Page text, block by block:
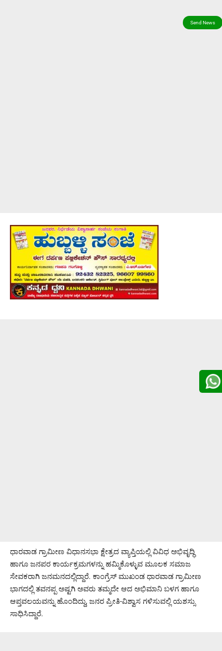
ಧಾರವಾಡ ಗ್ರಾಮೀಣ ವಿಧಾನಸಭಾ ಕ್ಷೇತ್ರದ ವ್ಯಾಪ್ತಿಯಲ್ಲಿ ವಿವಿಧ ಅಭಿವೃದ್ಧಿ
ಹಾಗೂ ಜನಪರ ಕಾರ್ಯಕ್ರಮಗಳನ್ನು ಹಮ್ಮಿಕೊಳ್ಳುವ ಮೂಲಕ ಸಮಾಜ
ಸೇವಕರಾಗಿ ಜನಮನದಲ್ಲಿದ್ದಾರೆ. ಕಾಂಗ್ರೆಸ್ ಮುಖಂಡ ಧಾರವಾಡ ಗ್ರಾಮೀಣ
ಭಾಗದಲ್ಲಿ ತವನಪ್ಪ ಅಷ್ಟಗಿ ಅವರು ತಮ್ಮದೇ ಆದ ಅಭಿಮಾನಿ ಬಳಗ ಹಾಗೂ
ಆಪ್ತವಲಯವನ್ನು ಹೊಂದಿದ್ದು, ಜನರ ಪ್ರೀತಿ-ವಿಶ್ವಾಸ ಗಳಿಸುವಲ್ಲಿ ಯಶಸ್ಸು
ಸಾಧಿಸಿದ್ದಾರೆ.